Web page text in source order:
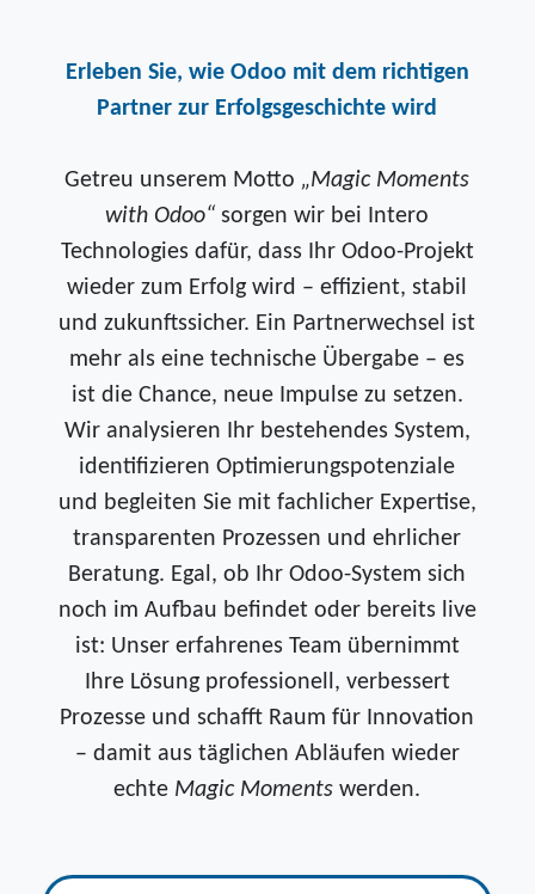
Erleben Sie, wie Odoo mit dem richtigen
Partner zur Erfolgsgeschichte wird
Getreu unserem Motto „Magic Moments
with Odoo“ sorgen wir bei Intero
Technologies dafür, dass Ihr Odoo-Projekt
wieder zum Erfolg wird – effizient, stabil
und zukunftssicher. Ein Partnerwechsel ist
mehr als eine technische Übergabe – es
ist die Chance, neue Impulse zu setzen.
Wir analysieren Ihr bestehendes System,
identifizieren Optimierungspotenziale
und begleiten Sie mit fachlicher Expertise,
transparenten Prozessen und ehrlicher
Beratung. Egal, ob Ihr Odoo-System sich
noch im Aufbau befindet oder bereits live
ist: Unser erfahrenes Team übernimmt
Ihre Lösung professionell, verbessert
Prozesse und schafft Raum für Innovation
– damit aus täglichen Abläufen wieder
echte Magic Moments werden.